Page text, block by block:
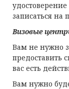
записаться на
Визовые
Вам не нужно
предоставить
вас есть
Вам нужно